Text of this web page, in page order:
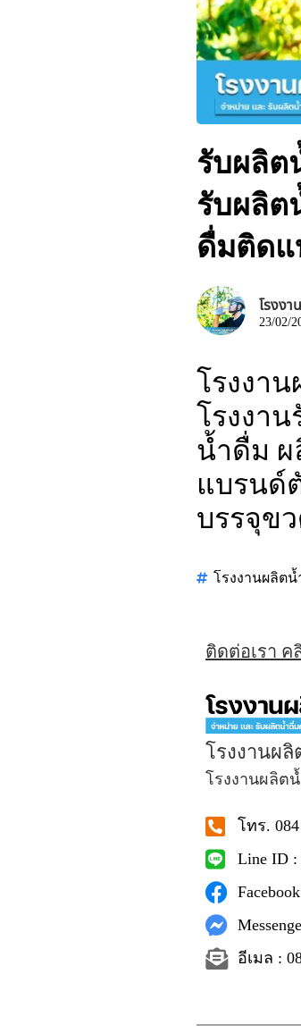
รับผลิต
รับผลิต
ดื่มติด
โรงงา
23/02/
โรงงา
โรงงา
น้ำดื่ม
แบรนด์
บรรจุข
โรงงานผลิตน้
ติดต่อเรา ค
โรงงานผ
โรงงานผลิ
โทร.
Line ID :
อีเมล :